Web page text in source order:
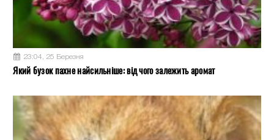
23:04, 25 Березня
Який бузок пахне найсильніше: від чого залежить аромат